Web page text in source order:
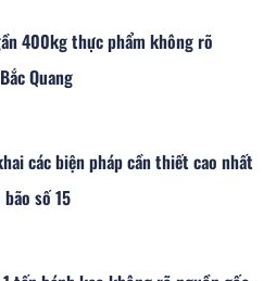
400kg thực phẩm không rõ
Quang
các biện pháp cần thiết cao nhất
số 15